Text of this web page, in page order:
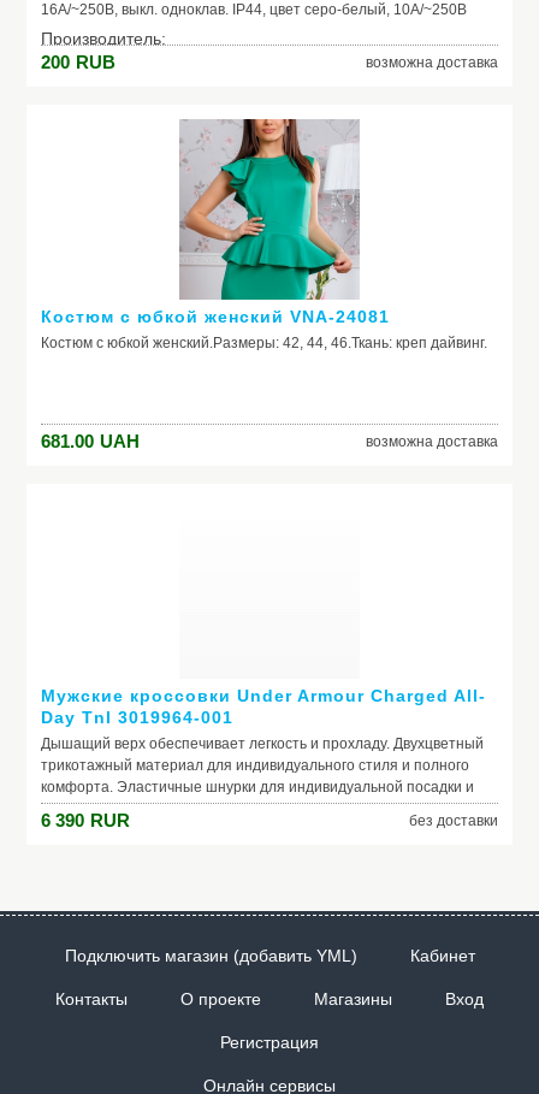
16А/~250В, выкл. одноклав. IP44, цвет серо-белый, 10А/~250В
Производитель:
и защ. крышкой, 16А/~250В, выкл. одноклав. IP44, цвет
серо-белый, 10А/~250В
200 RUB возможна доставка
Костюм с юбкой женский VNA-24081
Костюм с юбкой женский.Размеры: 42, 44, 46.Ткань: креп дайвинг.
681.00 UAH возможна доставка
Мужские кроссовки Under Armour Charged All-
Day Tnl 3019964-001
Дышащий верх обеспечивает легкость и прохладу. Двухцветный
трикотажный материал для индивидуального стиля и полного
комфорта. Эластичные шнурки для индивидуальной посадки и
удобной шнуровки. Подошва Charged Cushioning® обеспечивает
максимальный комфорт.
6 390 RUR без доставки
Подключить магазин (добавить YML) Кабинет
Контакты О проекте Магазины Вход
Регистрация
Онлайн сервисы